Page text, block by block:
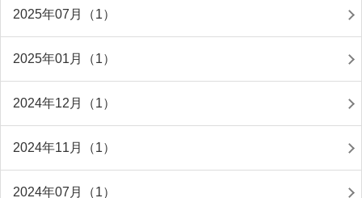
2025年07月（1）
2025年01月（1）
2024年12月（1）
2024年11月（1）
2024年07月（1）